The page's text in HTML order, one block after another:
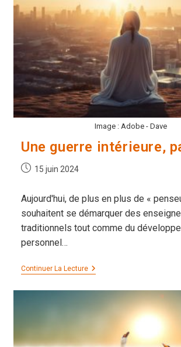
Image : Adobe - Dave
Une guerre intérieure,
Publication
15 juin 2024
Aujourd'hui, de plus en plus de «
souhaitent se démarquer des
traditionnels tout comme du
personnel…
Continuer La LectureUne